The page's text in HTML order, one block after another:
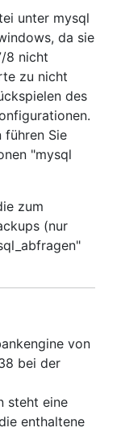
unter mysql
da sie
8 nicht
zu nicht
des
führen Sie
"mysql
zum
(nur
von
bei der
steht eine
enthaltene